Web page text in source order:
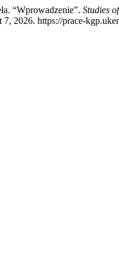
“Wprowadzenie”. Studies
7, 2026. https://prace-